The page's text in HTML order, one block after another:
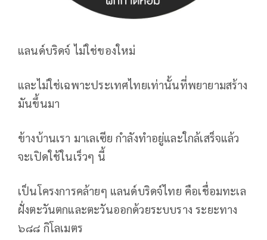
แลนด์บริดจ์ ไม่ใช่ของใหม่
และไม่ใช่เฉพาะประเทศไทยเท่านั้นที่พยายามสร้าง
มันขึ้นมา
ข้างบ้านเรา มาเลเซีย กำลังทำอยู่และใกล้เสร็จแล้ว
จะเปิดใช้ในเร็วๆ นี้
เป็นโครงการคล้ายๆ แลนด์บริดจ์ไทย คือเชื่อมทะเล
ฝั่งตะวันตกและตะวันออกด้วยระบบราง ระยะทาง
๖๘๘ กิโลเมตร